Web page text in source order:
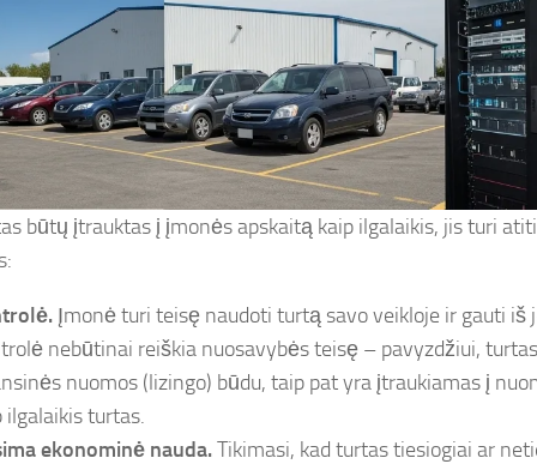
būtų įtrauktas į įmonės apskaitą kaip ilgalaikis, jis turi
Įmonė turi teisę naudoti turtą savo veikloje ir gauti iš
nebūtinai reiškia nuosavybės teisę – pavyzdžiui,
nuomos (lizingo) būdu, taip pat yra įtraukiamas į
ilgalaikis turtas.
ekonominė nauda.Tikimasi, kad turtas tiesiogiai ar